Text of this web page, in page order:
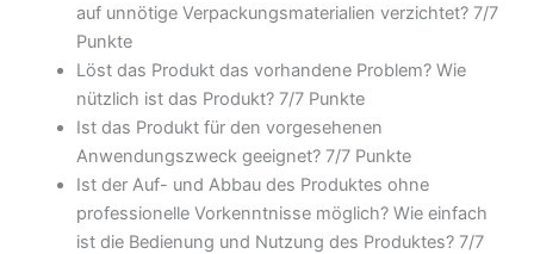
auf unnötige Verpackungsmaterialien verzichtet? 7/7
Punkte
Löst das Produkt das vorhandene Problem? Wie
nützlich ist das Produkt? 7/7 Punkte
Ist das Produkt für den vorgesehenen
Anwendungszweck geeignet? 7/7 Punkte
Ist der Auf- und Abbau des Produktes ohne
professionelle Vorkenntnisse möglich? Wie einfach
ist die Bedienung und Nutzung des Produktes? 7/7